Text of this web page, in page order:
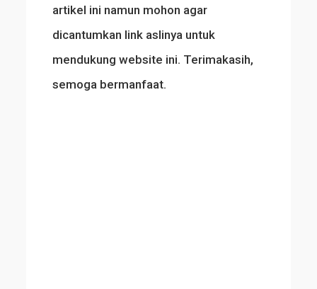
artikel ini namun mohon agar
dicantumkan link aslinya untuk
mendukung website ini. Terimakasih,
semoga bermanfaat.